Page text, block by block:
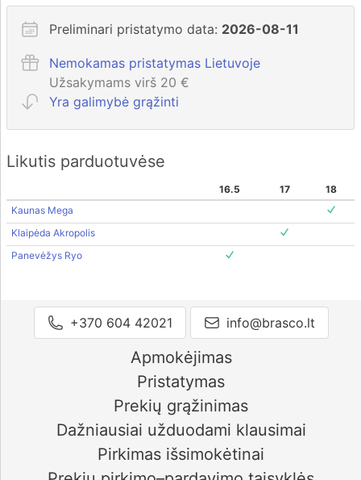
Preliminari pristatymo data: 2026-08-11
Nemokamas pristatymas Lietuvoje
Užsakymams virš 20 €
Yra galimybė grąžinti
Likutis parduotuvėse
16.5 17
18
Kaunas Mega
Klaipėda Akropolis
Panevėžys Ryo
+370 604 42021 info@brasco.lt
Apmokėjimas
Pristatymas
Prekių grąžinimas
Dažniausiai užduodami klausimai
Pirkimas išsimokėtinai